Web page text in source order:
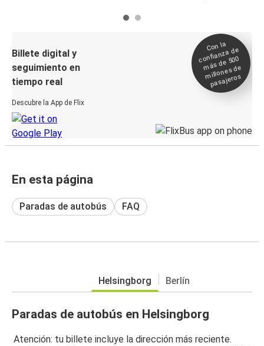
Billete digital y
seguimiento en
tiempo real
Descubre la App de Flix
Con la
confianza de
más de 500
millones de
pasajeros
En esta página
Paradas de autobús FAQ
Helsingborg Berlín
Paradas de autobús en Helsingborg
Atención: tu billete incluye la dirección más reciente.